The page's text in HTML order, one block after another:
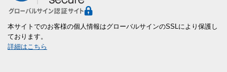
本サイトでのお客様の個人情報はグローバルサインのSSLにより保護し
ております。
詳細はこちら